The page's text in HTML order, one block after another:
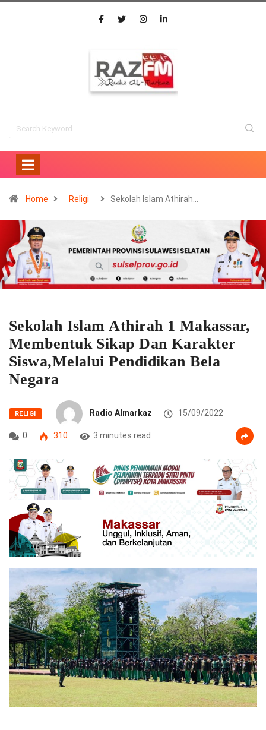
Home Religi Sekolah Islam Athirah…
Sekolah Islam Athirah 1 Makassar,
Membentuk Sikap Dan Karakter
Siswa,Melalui Pendidikan Bela
Negara
RELIGI Radio Almarkaz 15/09/2022
0 310 3 minutes read